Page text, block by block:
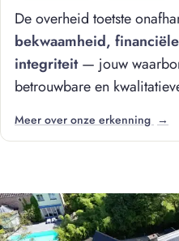
De overheid toetste
bekwaamheid,
integriteit— jouw
betrouwbare en
Meer over onze erkenning →